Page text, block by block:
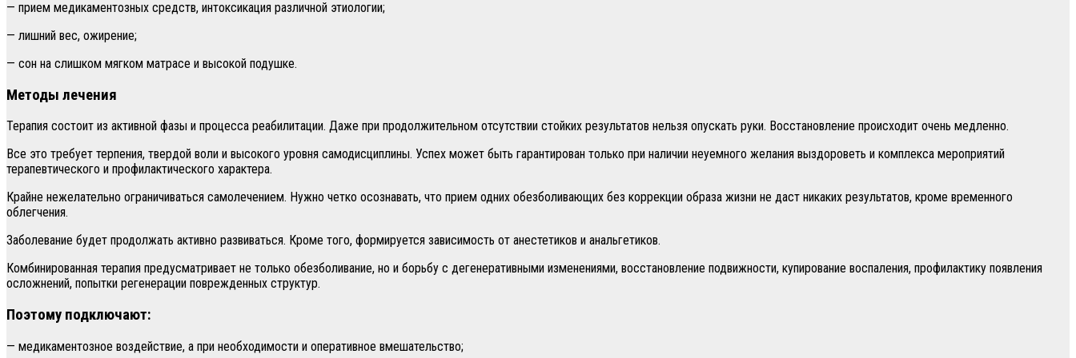
— прием медикаментозных средств, интоксикация различной этиологии;
— лишний вес, ожирение;
— сон на слишком мягком матрасе и высокой подушке.
Методы лечения
Терапия состоит из активной фазы и процесса реабилитации. Даже при продолжительном отсутствии стойких результатов нельзя опускать руки. Восстановление происходит очень медленно.
Все это требует терпения, твердой воли и высокого уровня самодисциплины. Успех может быть гарантирован только при наличии неуемного желания выздороветь и комплекса мероприятий
терапевтического и профилактического характера.
Крайне нежелательно ограничиваться самолечением. Нужно четко осознавать, что прием одних обезболивающих без коррекции образа жизни не даст никаких результатов, кроме временного
облегчения.
Заболевание будет продолжать активно развиваться. Кроме того, формируется зависимость от анестетиков и анальгетиков.
Комбинированная терапия предусматривает не только обезболивание, но и борьбу с дегенеративными изменениями, восстановление подвижности, купирование воспаления, профилактику появления
осложнений, попытки регенерации поврежденных структур.
Поэтому подключают:
— медикаментозное воздействие, а при необходимости и оперативное вмешательство;